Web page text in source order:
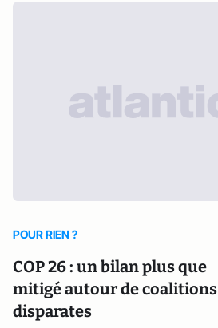
POUR RIEN ?
COP 26 : un bilan plus que
mitigé autour de coalitions
disparates